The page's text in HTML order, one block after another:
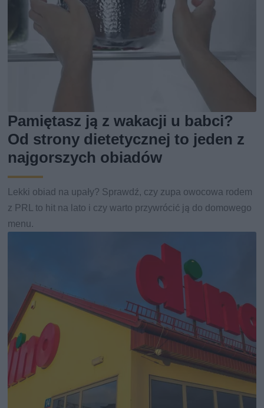
Pamiętasz ją z wakacji u babci?
Od strony dietetycznej to jeden z
najgorszych obiadów
Lekki obiad na upały? Sprawdź, czy zupa owocowa rodem
z PRL to hit na lato i czy warto przywrócić ją do domowego
menu.